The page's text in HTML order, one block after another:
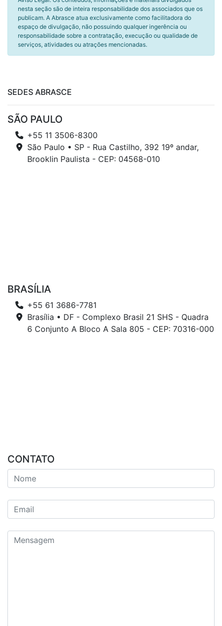
nesta seção são de inteira responsabilidade dos associados que os
publicam. A Abrasce atua exclusivamente como facilitadora do
espaço de divulgação, não possuindo qualquer ingerência ou
responsabilidade sobre a contratação, execução ou qualidade de
serviços, atividades ou atrações mencionadas.
SEDES ABRASCE
SÃO PAULO
+55 11 3506-8300
São Paulo • SP - Rua Castilho, 392 19º andar,
Brooklin Paulista - CEP: 04568-010
BRASÍLIA
+55 61 3686-7781
Brasília • DF - Complexo Brasil 21 SHS - Quadra
6 Conjunto A Bloco A Sala 805 - CEP: 70316-000
CONTATO